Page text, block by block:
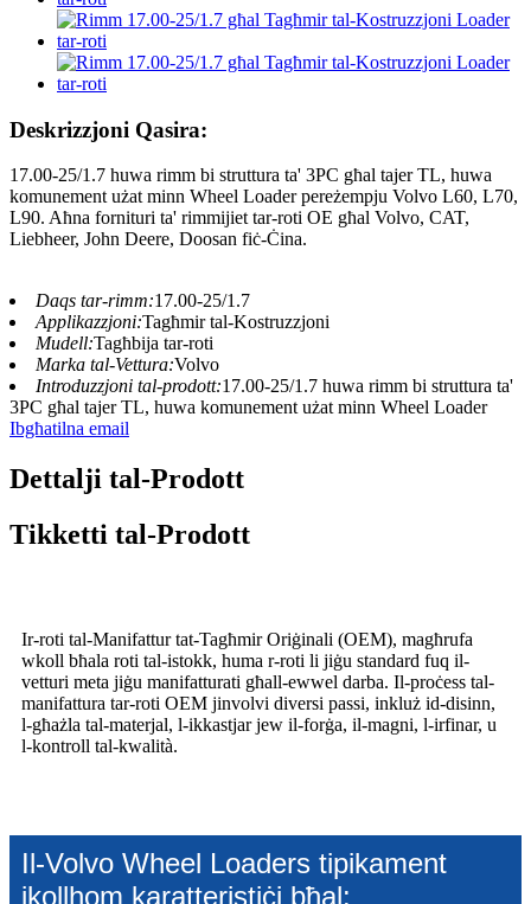
Deskrizzjoni Qasira:
17.00-25/1.7 huwa rimm bi struttura ta' 3PC għal tajer TL, huwa
komunement użat minn Wheel Loader pereżempju Volvo L60, L70,
L90. Aħna fornituri ta' rimmijiet tar-roti OE għal Volvo, CAT,
Liebheer, John Deere, Doosan fiċ-Ċina.
Daqs tar-rimm:17.00-25/1.7
Applikazzjoni:Tagħmir tal-Kostruzzjoni
Mudell:Tagħbija tar-roti
Marka tal-Vettura:Volvo
Introduzzjoni tal-prodott:17.00-25/1.7 huwa rimm bi struttura ta'
3PC għal tajer TL, huwa komunement użat minn Wheel Loader
Ibgħatilna email
Dettalji tal-Prodott
Tikketti tal-Prodott
Ir-roti tal-Manifattur tat-Tagħmir Oriġinali (OEM), magħrufa
wkoll bħala roti tal-istokk, huma r-roti li jiġu standard fuq il-
vetturi meta jiġu manifatturati għall-ewwel darba. Il-proċess tal-
manifattura tar-roti OEM jinvolvi diversi passi, inkluż id-disinn,
l-għażla tal-materjal, l-ikkastjar jew il-forġa, il-magni, l-irfinar, u
l-kontroll tal-kwalità.
Il-Volvo Wheel Loaders tipikament
ikollhom karatteristiċi bħal: